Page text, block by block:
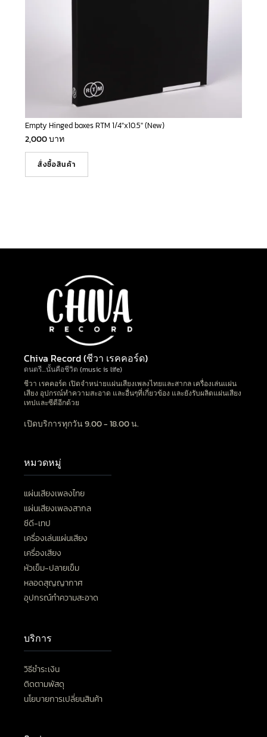
Empty Hinged boxes RTM 1/4″x10.5″ (New)
2,000บาท
สั่งซื้อสินค้า
Chiva Record (ชีวา เรคคอร์ด)
ดนตรี…นั้นคือชีวิต (music is life)
ชีวา เรคคอร์ด เปิดจำหน่ายแผ่นเสียงเพลงไทยและสากล เครื่องเล่นแผ่น
เสียง อุปกรณ์ทำความสะอาด และอื่นๆที่เกี่ยวข้อง และยังรับผลิตแผ่นเสียง
เทปและซีดีอีกด้วย
เปิดบริการทุกวัน 9.00 - 18.00 น.
หมวดหมู่
แผ่นเสียงเพลงไทย
แผ่นเสียงเพลงสากล
ซีดี-เทป
เครื่องเล่นแผ่นเสียง
เครื่องเสียง
หัวเข็ม-ปลายเข็ม
หลอดสุญญากาศ
อุปกรณ์ทำความสะอาด
บริการ
วิธีชำระเงิน
ติดตามพัสดุ
นโยบายการเปลี่ยนสินค้า